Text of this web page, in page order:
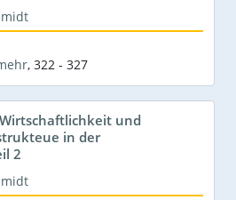
, 322 - 327
und
in der
2